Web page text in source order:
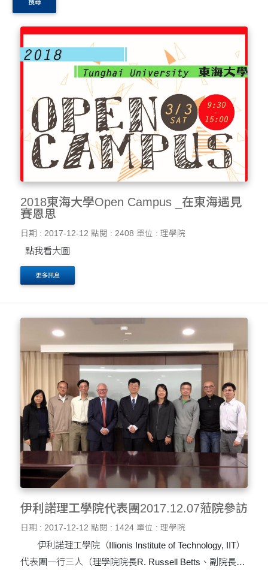
搜尋
2018東海大學Open Campus _在東海遇見
賽恩思
日期 : 2017-12-12 點閱 : 2408 單位 : 理學院
點我看大圖
更多訊息
伊利諾理工學院代表團2017.12.07蒞院參訪
日期 : 2017-12-12 點閱 : 1424 單位 : 理學院
伊利諾理工學院（Illionis Institute of Technology, IIT）
代表團一行三人（理學院院長R. Russell Betts、副院長